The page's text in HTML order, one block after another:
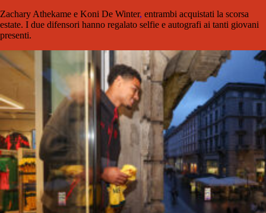
Zachary Athekame e Koni De Winter, entrambi acquistati la scorsa
estate. I due difensori hanno regalato selfie e autografi ai tanti giovani
presenti.